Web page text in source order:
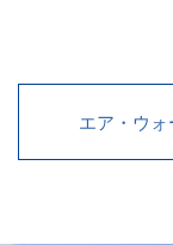
岩手県のガス
2024年08月
新卒採用サイ
2025年03月
お知らせ
LPガス料金の
エア・ウ